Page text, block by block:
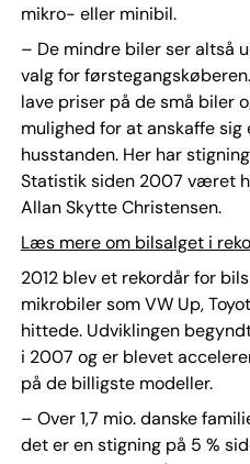
mikro- eller minibil.
– De mindre biler ser altså
valg for
lave priser på de små biler
mulighed for at anskaffe sig
husstanden. Her har
Statistik siden 2007 været
Allan Skytte Christensen.
Læs mere om bilsalget i
2012 blev et rekordår for
mikrobiler som VW Up,
hittede. Udviklingen
i 2007 og er blevet
på de billigste modeller.
– Over 1,7 mio. danske
det er en stigning på 5 %